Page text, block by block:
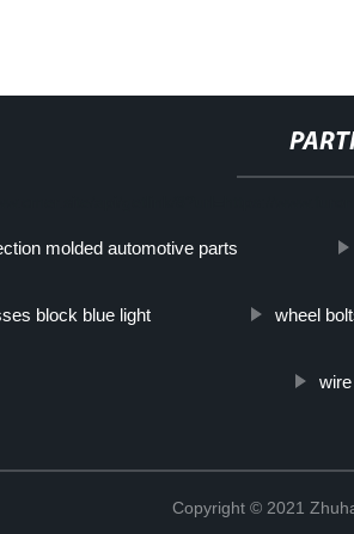
molded automotive parts
block blue light wheel
Copyright © 2021